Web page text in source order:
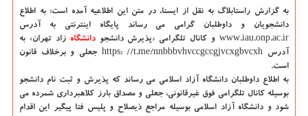
به گزارش راستابلاگ به نقل از ایسنا، در متن این اطلاعیه آمده است: به اطلاع
دانشجویان و داوطلبان گرامی می رساند پایگاه اینترنتی به آدرس
www.iau.onp.ac.ir و كانال تلگرامی «پذیرش دانشجو
دانشگاه‌ زاد تهران» به
آدرس https: //t.me/nnbbbvhvccgccgjvcxgbvcxh جعلی و برخلاف قانون
است.
به اطلاع داوطلبان دانشگاه آزاد اسلامی می رساند كه پذیرش و ثبت نام دانشجو
بوسیله كانال تلگرامی فوق غیرقانونی، جعلی و مصداق بارز كلاهبرداری شمرده می
شود و دانشگاه آزاد اسلامی بوسیله مراجع ذیصلاح و پلیس فتا پیگیر این اقدام